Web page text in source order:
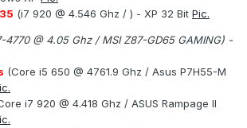
(i7 920 @ 4.546 Ghz / ) - XP 32 Bit Pic.
@ 4.05 Ghz / MSI Z87-GD65 GAMING) -
(Core i5 650 @ 4761.9 Ghz / Asus P7H55-M
i7 920 @ 4.418 Ghz / ASUS Rampage II